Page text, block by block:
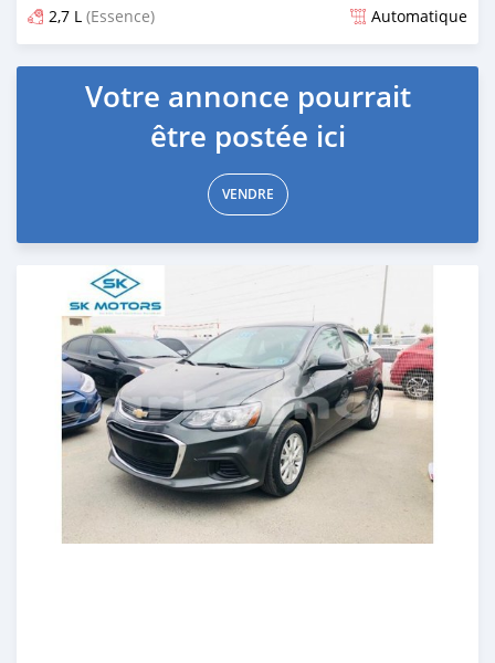
2,7 L (Essence) Automatique
Publié il y a presque 6 ans
Votre annonce pourrait
être postée ici
VENDRE